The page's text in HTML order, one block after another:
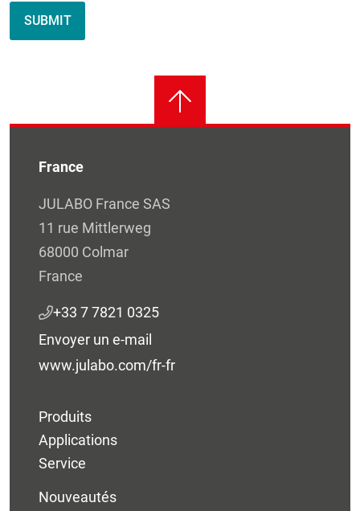
France
JULABO France SAS
11 rue Mittlerweg
68000 Colmar
France
+33 7 7821 0325
Envoyer un e-mail
www.julabo.com/fr-fr
Produits
Applications
Service
Nouveautés